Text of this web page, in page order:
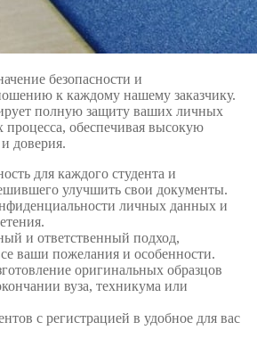
безопасности и
к каждому нашему заказчику.
полную защиту ваших личных
процесса, обеспечивая высокую
доверия.
для каждого студента и
улучшить свои документы.
личных данных и
и ответственный подход,
ваши пожелания и особенности.
оригинальных образцов
вуза, техникума или
с регистрацией в удобное для вас